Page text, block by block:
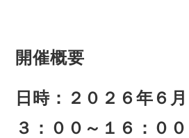
開催概要
日時：２０２６年６
３：００～１６：００